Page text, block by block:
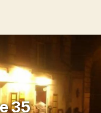
35